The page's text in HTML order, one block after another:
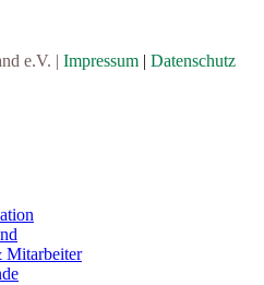
e.V. | Impressum | Datenschutz
Mitarbeiter